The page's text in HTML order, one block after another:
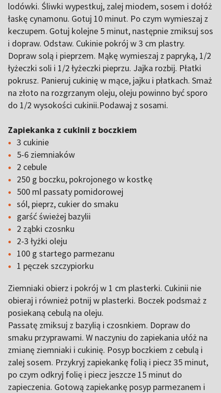
lodówki. Śliwki wypestkuj, zalej miodem, sosem i dołóż
łaskę cynamonu. Gotuj 10 minut. Po czym wymieszaj z
keczupem. Gotuj kolejne 5 minut, następnie zmiksuj sos
i dopraw. Odstaw. Cukinie pokrój w 3 cm plastry.
Dopraw solą i pieprzem. Mąkę wymieszaj z papryką, 1/2
łyżeczki soli i 1/2 łyżeczki pieprzu. Jajka rozbij. Płatki
pokrusz. Panieruj cukinię w mące, jajku i płatkach. Smaż
na złoto na rozgrzanym oleju, oleju powinno być sporo
do 1/2 wysokości cukinii.Podawaj z sosami.
Zapiekanka z cukinii z boczkiem
3 cukinie
5-6 ziemniaków
2 cebule
250 g boczku, pokrojonego w kostkę
500 ml passaty pomidorowej
sól, pieprz, cukier do smaku
garść świeżej bazylii
2 ząbki czosnku
2-3 łyżki oleju
100 g startego parmezanu
1 pęczek szczypiorku
Ziemniaki obierz i pokrój w 1 cm plasterki. Cukinii nie
obieraj i również potnij w plasterki. Boczek podsmaż z
posiekaną cebulą na oleju.
Passatę zmiksuj z bazylią i czosnkiem. Dopraw do
smaku przyprawami. W naczyniu do zapiekania ułóż na
zmianę ziemniaki i cukinię. Posyp boczkiem z cebulą i
zalej sosem. Przykryj zapiekankę folią i piecz 35 minut,
po czym odkryj folię i piecz jeszcze 15 minut do
zapieczenia. Gotową zapiekankę posyp parmezanem i